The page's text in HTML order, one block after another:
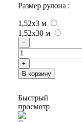
Размер рулона :
1,52x3 м
1,52x30 м
−
+
В корзину
Быстрый
просмотр